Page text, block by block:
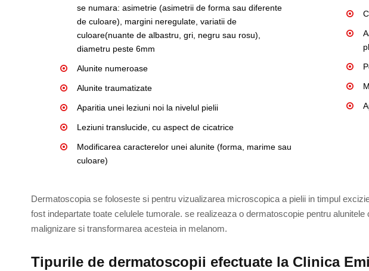
se numara: asimetrie (asimetrii de forma sau diferente
de culoare), margini neregulate, variatii de
culoare(nuante de albastru, gri, negru sau rosu),
diametru peste 6mm
Alunite numeroase
Alunite traumatizate
Aparitia unei leziuni noi la nivelul pielii
Leziuni translucide, cu aspect de cicatrice
Modificarea caracterelor unei alunite (forma, marime sau
culoare)
Dermatoscopia se foloseste si pentru vizualizarea microscopica a pielii in timpul
fost indepartate toate celulele tumorale. se realizeaza o dermatoscopie pentru
malignizare si transformarea acesteia in melanom.
Tipurile de dermatoscopii efectuate la Clinica